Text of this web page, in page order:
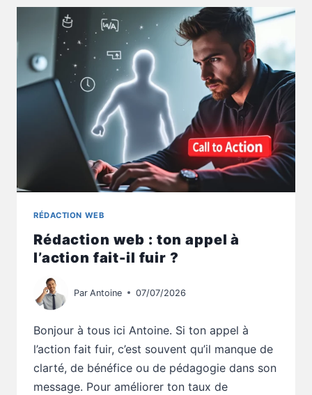
LISSER
TES
CASSE-
L’IMPACT
?
RÉDACTION WEB
Rédaction web : ton appel à
l’action fait-il fuir ?
Par Antoine 07/07/2026
Bonjour à tous ici Antoine. Si ton appel à
l’action fait fuir, c’est souvent qu’il manque de
clarté, de bénéfice ou de pédagogie dans son
message. Pour améliorer ton taux de